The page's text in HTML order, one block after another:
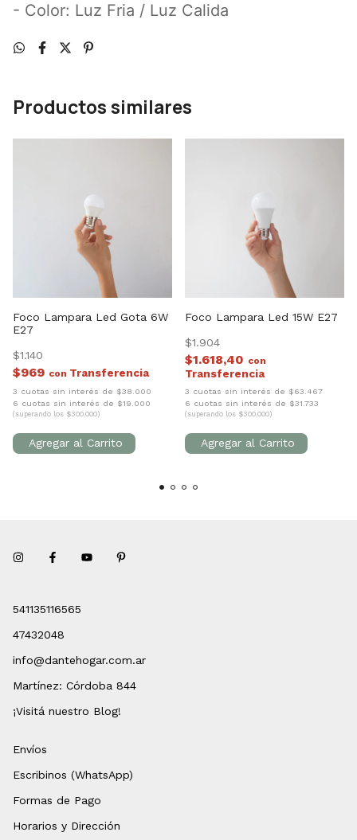
- Color: Luz Fria / Luz Calida
Productos similares
Foco Lampara Led Gota 6W
E27
$1.140
$969 con
3 cuotas sin interés de $38.000
6 cuotas sin interés de $19.000
(superando los $300.000)
Foco Lampara Led 15W E27
$1.904
$1.618,40 con
3 cuotas sin interés de $63.467
6 cuotas sin interés de $31.733
(superando los $300.000)
541135116565
47432048
info@dantehogar.com.ar
Martínez: Córdoba 844
¡Visitá nuestro Blog!
Envíos
Escribinos (WhatsApp)
Formas de Pago
Horarios y Dirección